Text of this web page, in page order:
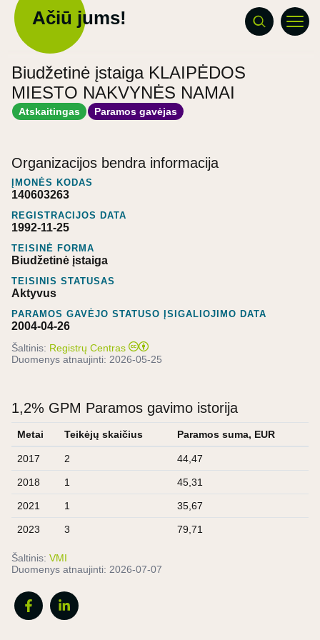
Ačiū jums!
Biudžetinė įstaiga KLAIPĖDOS
MIESTO NAKVYNĖS NAMAI
Atskaitingas Paramos gavėjas
Organizacijos bendra informacija
ĮMONĖS KODAS
140603263
REGISTRACIJOS DATA
1992-11-25
TEISINĖ FORMA
Biudžetinė įstaiga
TEISINIS STATUSAS
Aktyvus
PARAMOS GAVĖJO STATUSO ĮSIGALIOJIMO DATA
2004-04-26
Šaltinis: Registrų Centras
Duomenys atnaujinti: 2026-05-25
1,2% GPM Paramos gavimo istorija
Metai Teikėjų skaičius Paramos suma, EUR
2017 2 44,47
2018 1 45,31
2021 1 35,67
2023 3 79,71
Šaltinis: VMI
Duomenys atnaujinti: 2026-07-07